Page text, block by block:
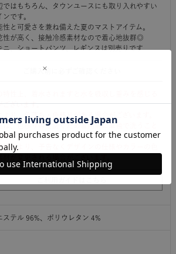
ではもちろん、タウンユースにも取り入れやすい
ンです。
性と可愛さを兼ね備えた夏のマストアイテム。
性が高く、接触冷感素材なので着心地抜群◎
ニ、ショートパンツ、レギンスは別売りです
ご購入前に必ずご確認ください
ございます。
より、色落ち・色移りがある場合がございます。
は、色移り等を防ぐため着用前に単独で洗うこと
めします。
期により、予告なくデザインの仕様やカラーの色
ステル 96%、ポリウレタン 4%